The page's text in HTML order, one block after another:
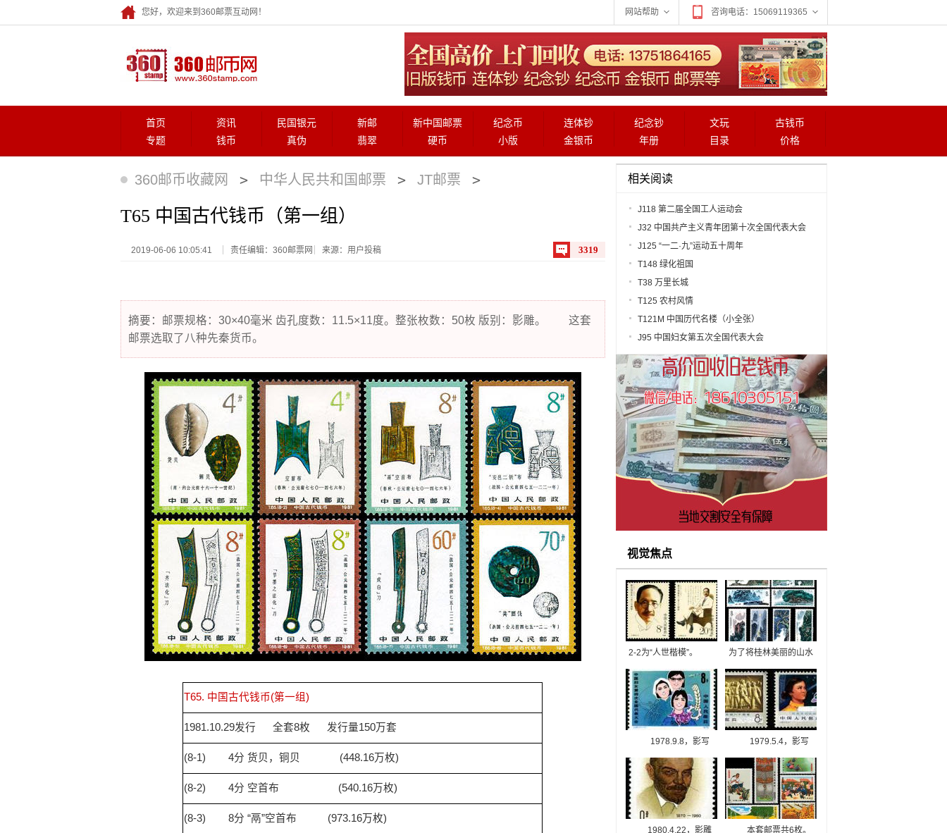
您好，欢迎来到360邮票互动网！ 网站帮助 咨询电话：15069119365
首页 资讯 民国银元 新邮 新中国邮票 纪念币 连体钞 纪念钞 文玩
古钱币
专题
钱币 真伪 翡翠 硬币 小版 金银币 年册 目录 价格
360邮币收藏网 > 中华人民共和国邮票 > JT邮票 >
T65 中国古代钱币（第一组）
2019-06-06 10:05:41 责任编辑：360邮票网 来源：用户投稿 3319
摘要：邮票规格：30×40毫米 齿孔度数：11.5×11度。整张枚数：50枚 版别：影雕。 这套
邮票选取了八种先秦货币。
T65. 中国古代钱币(第一组)
1981.10.29发行 全套8枚 发行量150万套
(8-1) 4分 货贝，铜贝 (448.16万枚)
(8-2) 4分 空首布 (540.16万枚)
(8-3) 8分 “鬲”空首布 (973.16万枚)
相关阅读
J118 第二届全国工人运动会
J32 中国共产主义青年团第十次全国代表大会
J125 “一二·九”运动五十周年
T148 绿化祖国
T38 万里长城
T125 农村风情
T121M 中国历代名楼（小全张）
J95 中国妇女第五次全国代表大会
视觉焦点
2-2为“人世楷模”。
这套邮票发行于1988年
1月11日，纪念了蔡元
培诞生120周年，该邮
票共有两幅图画很好地
给人们展现出了一代学
界泰斗的伟大风范。
为了将桂林美丽的山水
最美的一面永远的保留
下来，中国发行了T53
桂林山水邮票。这枚邮
票是中国影写版邮票的
一枚，成员众多分为8
枚，分别描绘了桂林8
1978.9.8，影写
版，P11*11.5，
40*30mm，50。
1978年9月8日至17
日，中国妇女第四次全
国代表大会在北京召
开。康克清受全国妇女
1979.5.4，影写
版，P11*11.5，
40*30mm， 50。表现
了“五四”青年为祖国独
立、富强而斗争的场
面。但是，全国人民坚
决支持北京学生的正义
1980.4.22，影雕
本套邮票共6枚。